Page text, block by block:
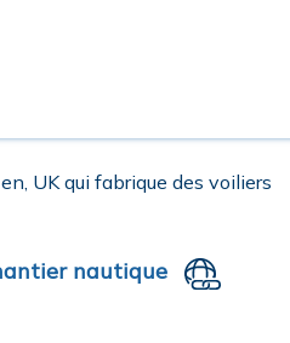
UK qui fabrique des voiliers
nautique